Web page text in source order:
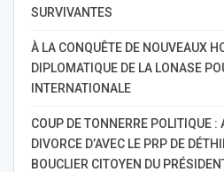
SURVIVANTES
À LA CONQUÊTE DE NOUVEAUX
DIPLOMATIQUE DE LA LONASE
INTERNATIONALE
COUP DE TONNERRE POLITIQUE
DIVORCE D’AVEC LE PRP DE
BOUCLIER CITOYEN DU